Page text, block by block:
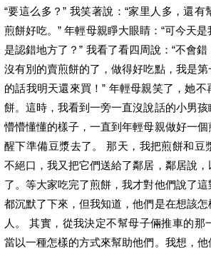
“要這么多？” 我笑著說：“家里人多，還
煎餅好吃。” 年輕母親睜大眼睛：“可今天
是認錯地方了？” 我看了看四周說：“不會
沒有別的賣煎餅的了，做得好吃點，我是
的話我明天還來買！” 年輕母親笑了，她
餅。這時，我看到一旁一直沒說話的小男孩
懵懵懂懂的樣子，一直到年輕母親做好一
醒下準備豆漿去了。 那天，我把煎餅和豆
不絕口，我又把它們送給了鄰居，鄰居說
了。等大家吃完了煎餅，我才對他們說了
都沉默了下來，但我知道，他們是在想該
人。 其實，從我決定不幫母子倆推車的那
當以一種怎樣的方式來幫助他們。我想，他